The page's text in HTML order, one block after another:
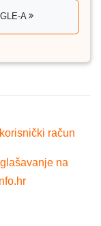
A
račun
na